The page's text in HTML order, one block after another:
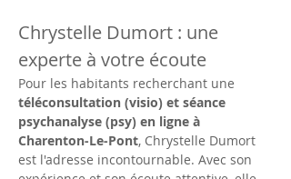
Chrystelle Dumort : une
experte à votre écoute
Pour les habitants recherchant une
téléconsultation (visio) et séance
psychanalyse (psy) en ligne à
Charenton-Le-Pont, Chrystelle Dumort
est l'adresse incontournable. Avec son